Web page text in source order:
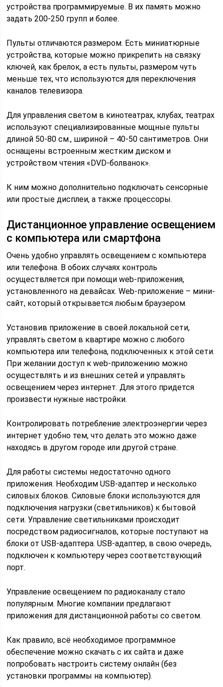
устройства программируемые. В их память можно
задать 200-250 групп и более.
Пульты отличаются размером. Есть миниатюрные
устройства, которые можно прикрепить на связку
ключей, как брелок, а есть пульты, размером чуть
меньше тех, что используются для переключения
каналов телевизора.
Для управления светом в кинотеатрах, клубах, театрах
используют специализированные мощные пульты
длиной 50-80 см., шириной – 40-50 сантиметров. Они
оснащены встроенным жестким диском и
устройством чтения «DVD-болванок».
К ним можно дополнительно подключать сенсорные
или простые дисплеи, а также процессоры.
Дистанционное управление освещением
с компьютера или смартфона
Очень удобно управлять освещением с компьютера
или телефона. В обоих случаях контроль
осуществляется при помощи web-приложения,
установленного на девайсах. Web-приложение – мини-
сайт, который открывается любым браузером.
Установив приложение в своей локальной сети,
управлять светом в квартире можно с любого
компьютера или телефона, подключенных к этой сети.
При желании доступ к web-приложению можно
осуществлять и из внешних сетей и управлять
освещением через интернет. Для этого придется
произвести нужные настройки.
Контролировать потребление электроэнергии через
интернет удобно тем, что делать это можно даже
находясь в другом городе или другой стране.
Для работы системы недостаточно одного
приложения. Необходим USB-адаптер и несколько
силовых блоков. Силовые блоки используются для
подключения нагрузки (светильников) к бытовой
сети. Управление светильниками происходит
посредством радиосигналов, которые поступают на
блоки от USB-адаптера. USB-адаптер, в свою очередь,
подключен к компьютеру через соответствующий
порт.
Управление освещением по радиоканалу стало
популярным. Многие компании предлагают
приложения для дистанционной работы со светом.
Как правило, всё необходимое программное
обеспечение можно скачать с их сайта и даже
попробовать настроить систему онлайн (без
установки программы на компьютер).